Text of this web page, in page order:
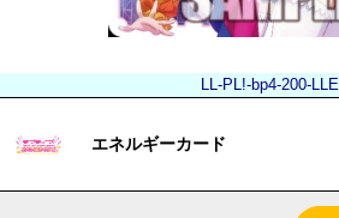
LL-PL!-bp4-200-LLE
エネルギーカード